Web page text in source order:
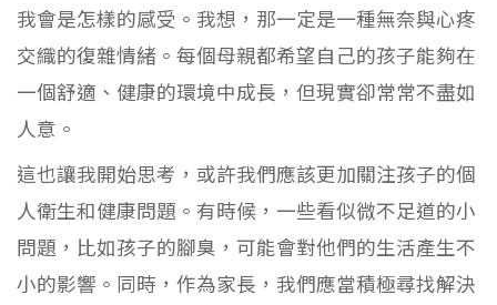
我會是怎樣的感受。我想，那一定是一種無奈與心疼
交織的復雜情緒。每個母親都希望自己的孩子能夠在
一個舒適、健康的環境中成長，但現實卻常常不盡如
人意。
這也讓我開始思考，或許我們應該更加關注孩子的個
人衛生和健康問題。有時候，一些看似微不足道的小
問題，比如孩子的腳臭，可能會對他們的生活產生不
小的影響。同時，作為家長，我們應當積極尋找解決